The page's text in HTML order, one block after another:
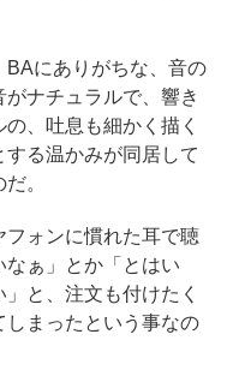
BAにありがちな、音の
ナチュラルで、響き
、吐息も細かく描く
る温かみが同居して
。
ォンに慣れた耳で聴
なぁ」とか「とはい
と、注文も付けたく
まったという事なの